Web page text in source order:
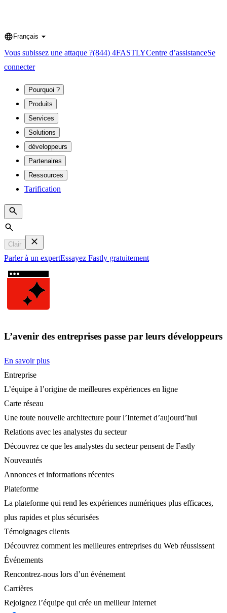
Language
Français
Vous subissez une attaque ?(844) 4FASTLYCentre d’assistanceSe
connecter
Pourquoi ?
Produits
Services
Solutions
développeurs
Partenaires
Ressources
Tarification
Search
Clair
Parler à un expertEssayez Fastly gratuitement
L’avenir des entreprises passe par leurs développeurs
En savoir plus
Entreprise
L’équipe à l’origine de meilleures expériences en ligne
Carte réseau
Une toute nouvelle architecture pour l’Internet d’aujourd’hui
Relations avec les analystes du secteur
Découvrez ce que les analystes du secteur pensent de Fastly
Nouveautés
Annonces et informations récentes
Plateforme
La plateforme qui rend les expériences numériques plus efficaces,
plus rapides et plus sécurisées
Témoignages clients
Découvrez comment les meilleures entreprises du Web réussissent
Événements
Rencontrez-nous lors d’un événement
Carrières
Rejoignez l’équipe qui crée un meilleur Internet